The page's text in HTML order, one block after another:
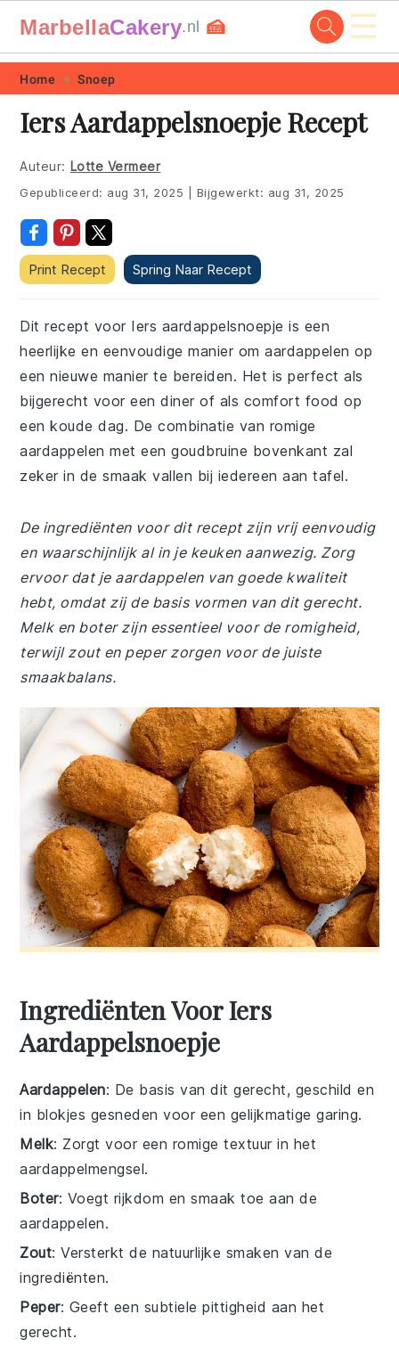
Skip
primary
navigation
Skip
main
content
Skip
primary
sidebar
Skip
footer
MarbellaCakery.nl 🍰 ☰
Home Snoep
Iers Aardappelsnoepje Recept
Auteur: Lotte Vermeer
Gepubliceerd: aug 31, 2025 Bijgewerkt: aug 31, 2025
Print Recept Spring Naar Recept
Dit recept voor Iers aardappelsnoepje is een
heerlijke en eenvoudige manier om aardappelen op
een nieuwe manier te bereiden. Het is perfect als
bijgerecht voor een diner of als comfort food op
een koude dag. De combinatie van romige
aardappelen met een goudbruine bovenkant zal
zeker in de smaak vallen bij iedereen aan tafel.
De ingrediënten voor dit recept zijn vrij eenvoudig
en waarschijnlijk al in je keuken aanwezig. Zorg
ervoor dat je aardappelen van goede kwaliteit
hebt, omdat zij de basis vormen van dit gerecht.
Melk en boter zijn essentieel voor de romigheid,
terwijl zout en peper zorgen voor de juiste
smaakbalans.
Ingrediënten Voor Iers
Aardappelsnoepje
Aardappelen: De basis van dit gerecht, geschild en
in blokjes gesneden voor een gelijkmatige garing.
Melk: Zorgt voor een romige textuur in het
aardappelmengsel.
Boter: Voegt rijkdom en smaak toe aan de
aardappelen.
Zout: Versterkt de natuurlijke smaken van de
ingrediënten.
Peper: Geeft een subtiele pittigheid aan het
gerecht.